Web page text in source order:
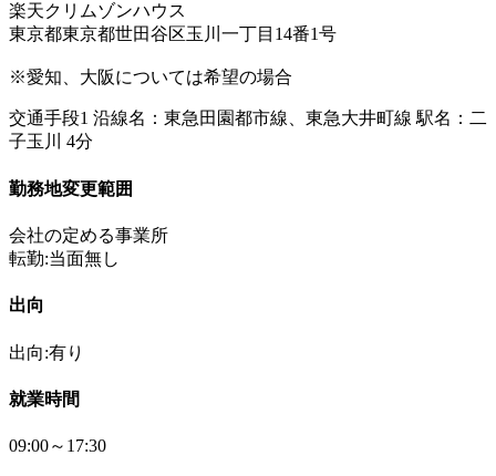
楽天クリムゾンハウス
東京都東京都世田谷区玉川一丁目14番1号
※愛知、大阪については希望の場合
交通手段1 沿線名：東急田園都市線、東急大井町線 駅名：二
子玉川 4分
勤務地変更範囲
会社の定める事業所
転勤:当面無し
出向
出向:有り
就業時間
09:00～17:30